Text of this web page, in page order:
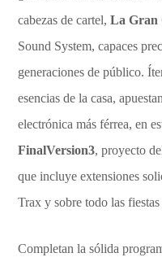
cabezas de cartel,La Gran
Sound System, capaces
generaciones de público.
esencias de la casa,
electrónica más férrea, en
FinalVersion3, proyecto
que incluye extensiones
Trax y sobre todo las
Completan la sólida